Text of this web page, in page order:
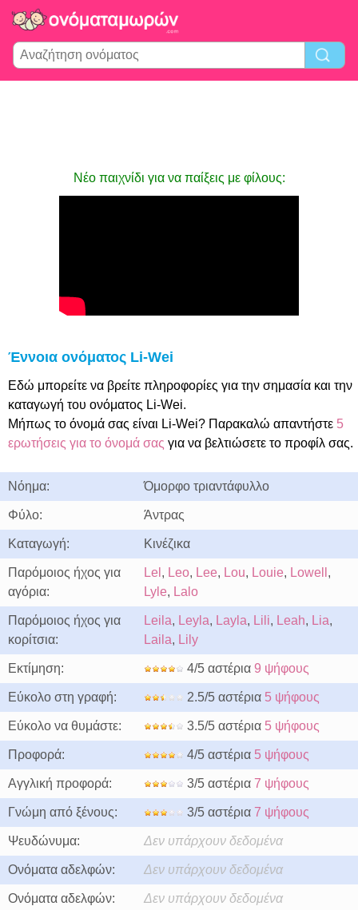
Νέο παιχνίδι για να παίξεις με φίλους:
Έννοια ονόματος Li-Wei
Εδώ μπορείτε να βρείτε πληροφορίες για την σημασία και την
καταγωγή του ονόματος Li-Wei.
Μήπως το όνομά σας είναι Li-Wei? Παρακαλώ απαντήστε 5
ερωτήσεις για το όνομά σας για να βελτιώσετε το προφίλ σας.
Νόημα: Όμορφο τριαντάφυλλο
Φύλο: Άντρας
Καταγωγή: Κινέζικα
Παρόμοιος ήχος για
αγόρια:
Lel , Leo, Lee, Lou, Louie, Lowell ,
Lyle, Lalo
Παρόμοιος ήχος για
κορίτσια:
Leila, Leyla, Layla, Lili, Leah, Lia,
Laila, Lily
Εκτίμηση: 4/5 αστέρια 9 ψήφους
Εύκολο στη γραφή: 2.5/5 αστέρια 5 ψήφους
Εύκολο να θυμάστε: 3.5/5 αστέρια 5 ψήφους
Προφορά: 4/5 αστέρια 5 ψήφους
Αγγλική προφορά: 3/5 αστέρια 7 ψήφους
Γνώμη από ξένους: 3/5 αστέρια 7 ψήφους
Ψευδώνυμα: Δεν υπάρχουν δεδομένα
Ονόματα αδελφών: Δεν υπάρχουν δεδομένα
Ονόματα αδελφών: Δεν υπάρχουν δεδομένα